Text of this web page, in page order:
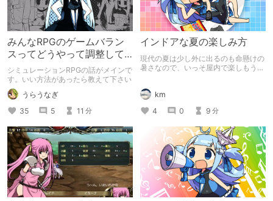
みんなRPGのゲームバラン
スってどうやって調整して
るの？
シミュレーションRPGの話がメインで
す。いい方法があったら教えて下さい
うらうなぎ
35
5 11 分
インドアな夏の楽しみ方
現代の夏は少し外に出るのも命懸けの
暑さなので、いっそ屋内で楽しもうと
km
4
0 9 分